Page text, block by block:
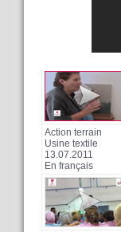
Action terrain
Usine textile
13.07.2011
En français